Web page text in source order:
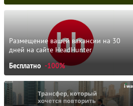
Размещение вашей вакансии на 30
дней на сайте HeadHunter
Бесплатно -100%